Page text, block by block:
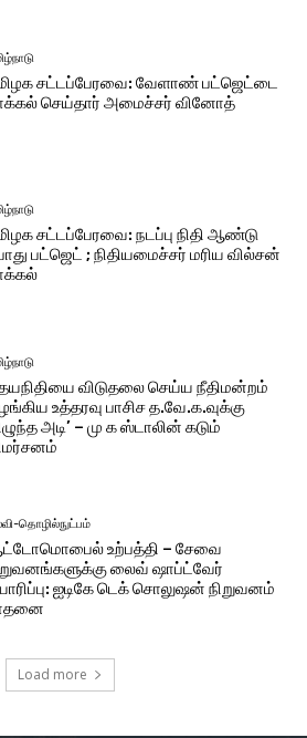
சட்​டப்​பேர​வை: வேளாண் பட்​ஜெட்டை
செய்தார் அமைச்சர் வினோத்
சட்டப்பேரவை: நடப்பு நிதி ஆண்​டு
பட்ஜெட் ; நிதியமைச்சர் மரிய வில்சன்
விடுதலை செய்ய நீதிமன்றம்
உத்தரவு பாசிச த.வே.க.வுக்கு
அடி’ – மு க ஸ்டாலின் கடும்
தொழில்நுட்பம்
உற்பத்தி – சேவை
லைவ் ஷாப்ட்வேர்
ஐடிகே டெக் சொலுஷன் நிறுவனம்
Load more